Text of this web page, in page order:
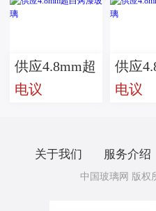
供应4.8mm超
白烤漆玻璃
电议
供应
白烤漆
电议
关于我们 服务介绍
中国玻璃网 版权